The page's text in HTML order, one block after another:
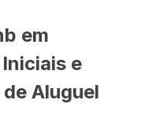
em
e
Aluguel